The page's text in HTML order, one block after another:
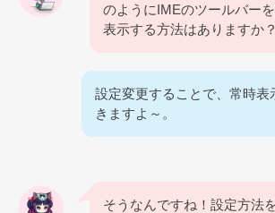
のようにIMEのツールバー
表示する方法はありますか？
設定変更することで、常時表
きますよ～。
そうなんですね！設定方法